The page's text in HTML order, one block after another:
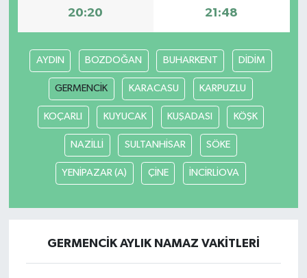
20:20 21:48
AYDIN BOZDOĞAN BUHARKENT DİDİM
GERMENCİK KARACASU KARPUZLU
KOÇARLI KUYUCAK KUŞADASI KÖŞK
NAZİLLİ SULTANHİSAR SÖKE
YENİPAZAR (A) ÇİNE İNCİRLİOVA
GERMENCİK AYLIK NAMAZ VAKITLERI